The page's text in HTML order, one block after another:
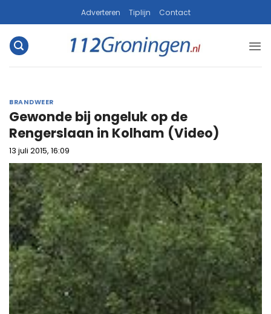
naar
inhoud
Adverteren Tiplijn Contact
BRANDWEER
Gewonde bij ongeluk op de
Rengerslaan in Kolham (Video)
13 juli 2015, 16:09